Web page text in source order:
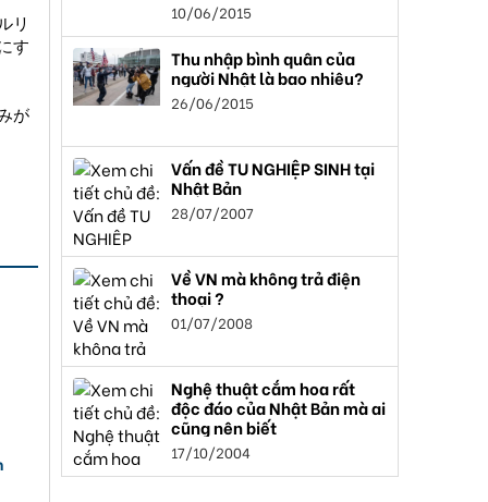
リ
す
が
10/06/2015
Thu nhập bình quân của
người Nhật là bao nhiêu?
26/06/2015
Vấn đề TU NGHIỆP SINH tại
Nhật Bản
28/07/2007
Về VN mà không trả điện
thoại ?
01/07/2008
Nghệ thuật cắm hoa rất
độc đáo của Nhật Bản mà ai
cũng nên biết
17/10/2004